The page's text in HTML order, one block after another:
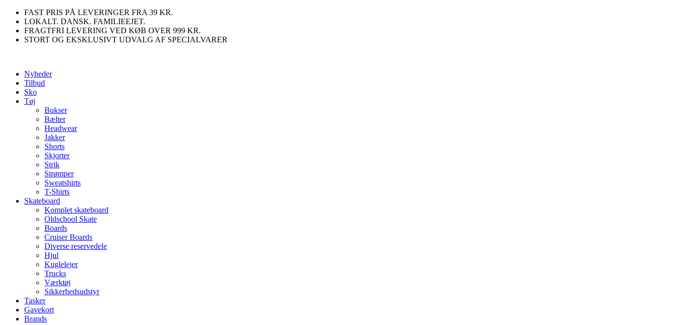
Videre
indhold
FAST PRIS PÅ LEVERINGER FRA 39 KR.
LOKALT. DANSK. FAMILIEEJET.
FRAGTFRI LEVERING VED KØB OVER 999 KR.
STORT OG EKSKLUSIVT UDVALG AF SPECIALVARER
Nyheder
Tilbud
Sko
Tøj
Bukser
Bælter
Headwear
Jakker
Shorts
Skjorter
Strik
Strømper
Sweatshirts
T-Shirts
Skateboard
Komplet skateboard
Oldschool Skate
Boards
Cruiser Boards
Diverse reservedele
Hjul
Kuglelejer
Trucks
Værktøj
Sikkerhedsudstyr
Tasker
Gavekort
Brands